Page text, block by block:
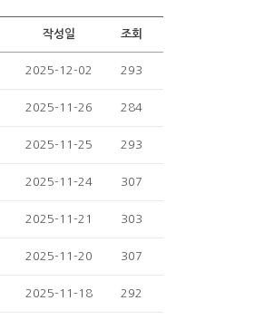
작성일 조회
2025-12-02 293
2025-11-26 284
2025-11-25 293
2025-11-24 307
2025-11-21 303
2025-11-20 307
2025-11-18 292